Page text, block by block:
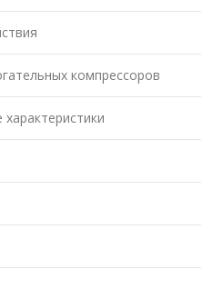
компрессоров